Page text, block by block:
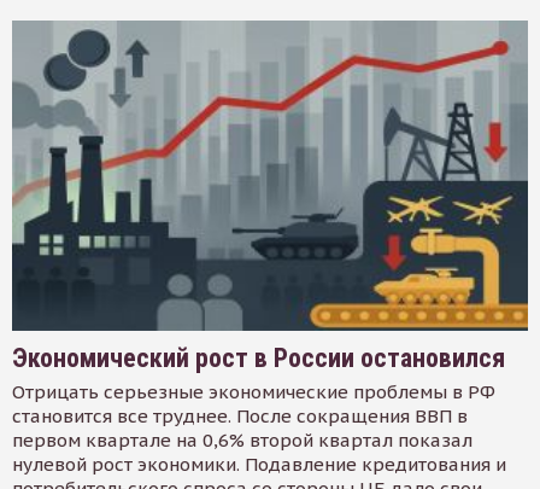
Экономический рост в России остановился
Отрицать серьезные экономические проблемы в РФ
становится все труднее. После сокращения ВВП в
первом квартале на 0,6% второй квартал показал
нулевой рост экономики. Подавление кредитования и